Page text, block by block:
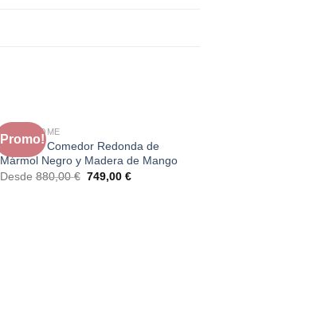
FAURA HOME
Mesa de Comedor Redonda de
Mármol Negro y Madera de Mango
Desde880,00€ El
749,00 €El